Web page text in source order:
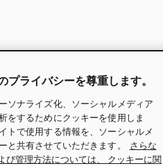
ライバシーを尊重します。
ソナライズ化、ソーシャルメディア
をするためにクッキーを使用しま
トで使用する情報を、ソーシャルメ
共有させていただきます。
さらな
び管理方法については、 クッキーに関